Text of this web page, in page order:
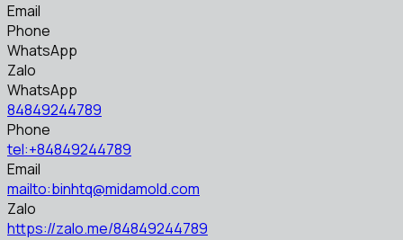
Email
Phone
WhatsApp
Zalo
WhatsApp
84849244789
Phone
tel:+84849244789
Email
mailto:binhtq@midamold.com
Zalo
https://zalo.me/84849244789